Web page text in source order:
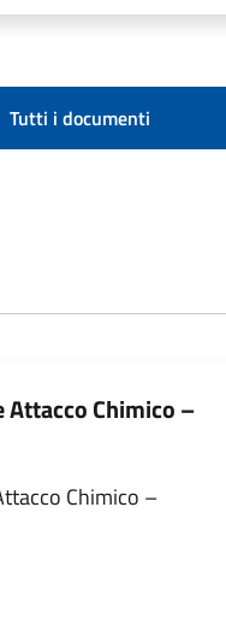
Tutti i documenti
Attacco Chimico –
Chimico –